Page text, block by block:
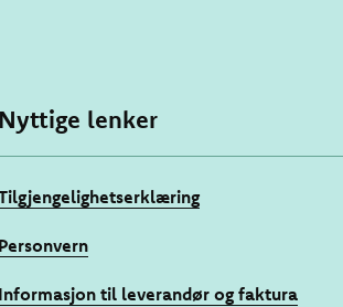
Nyttige lenker
Personvern
Informasjon til leverandør og faktura